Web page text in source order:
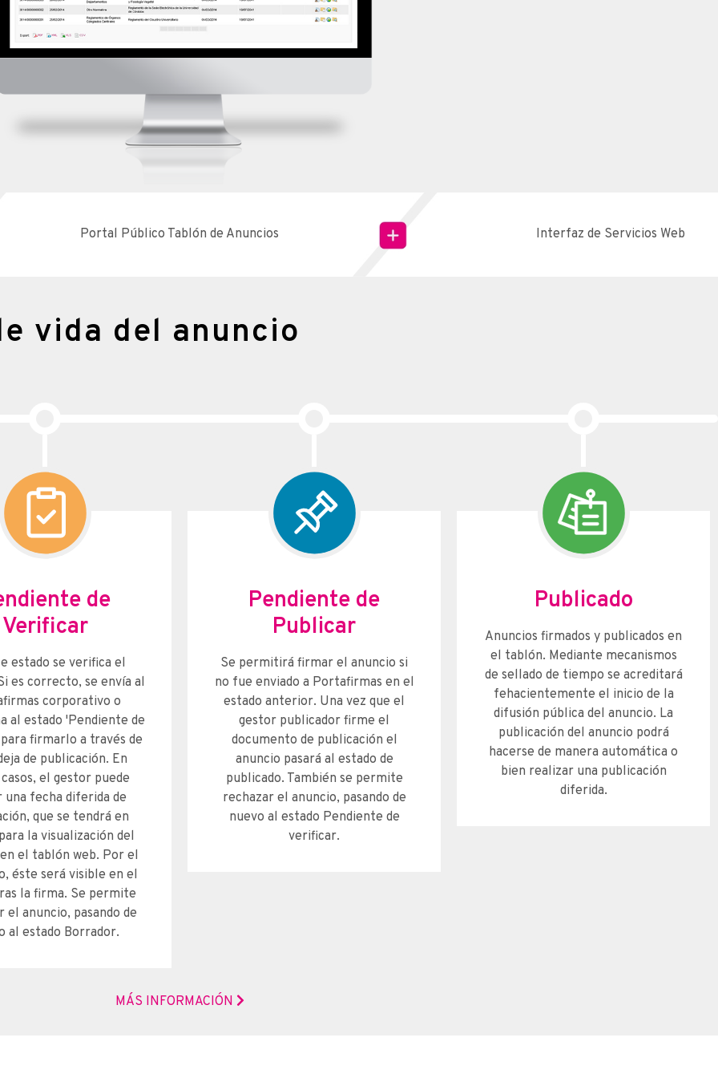
Portal Público Tablón de Anuncios Interfaz de Servicios Web
vida del anuncio
de
Verificar
estado se verifica el
es correcto, se envía al
corporativo o
al estado 'Pendiente de
firmarlo a través de
de publicación. En
el gestor puede
una fecha diferida de
que se tendrá en
la visualización del
el tablón web. Por el
éste será visible en el
la firma. Se permite
el anuncio, pasando de
al estado Borrador.​
Pendiente de
Publicar
Se permitirá firmar el anuncio si
no fue enviado a Portafirmas en el
estado anterior. Una vez que el
gestor publicador firme el
documento de publicación el
anuncio pasará al estado de
publicado. También se permite
rechazar el anuncio, pasando de
nuevo al estado Pendiente de
verificar.​
Publicado
Anuncios firmados y publicados en
el tablón. Mediante mecanismos
de sellado de tiempo se acreditará
fehacientemente el inicio de la
difusión pública del anuncio. La
publicación del anuncio podrá
hacerse de manera automática o
bien realizar una publicación
diferida.​
MÁS INFORMACIÓN